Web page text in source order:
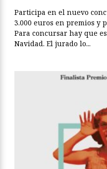
Participa en el nuevo
3.000 euros en premios y
Para concursar hay que
Navidad. El jurado lo...